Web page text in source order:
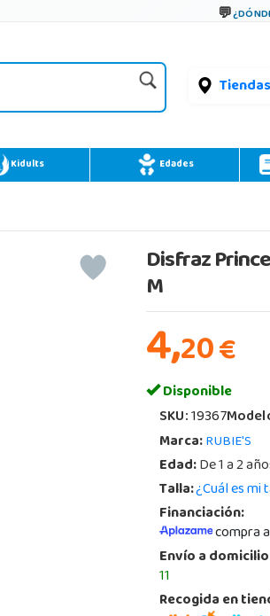
Tiendas
Kidults Edades
Disfraz
M
4,20€
Disponible
SKU:19367
Marca:RUBIE'S
Edad:De 1 a 2
Talla:¿Cuál es mi
Financiación:
compra
Envío a
11
Recogida en